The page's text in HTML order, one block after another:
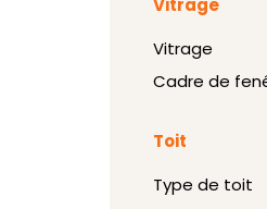
Vitrage
Vitrage
Cadre de
Toit
Type de toit